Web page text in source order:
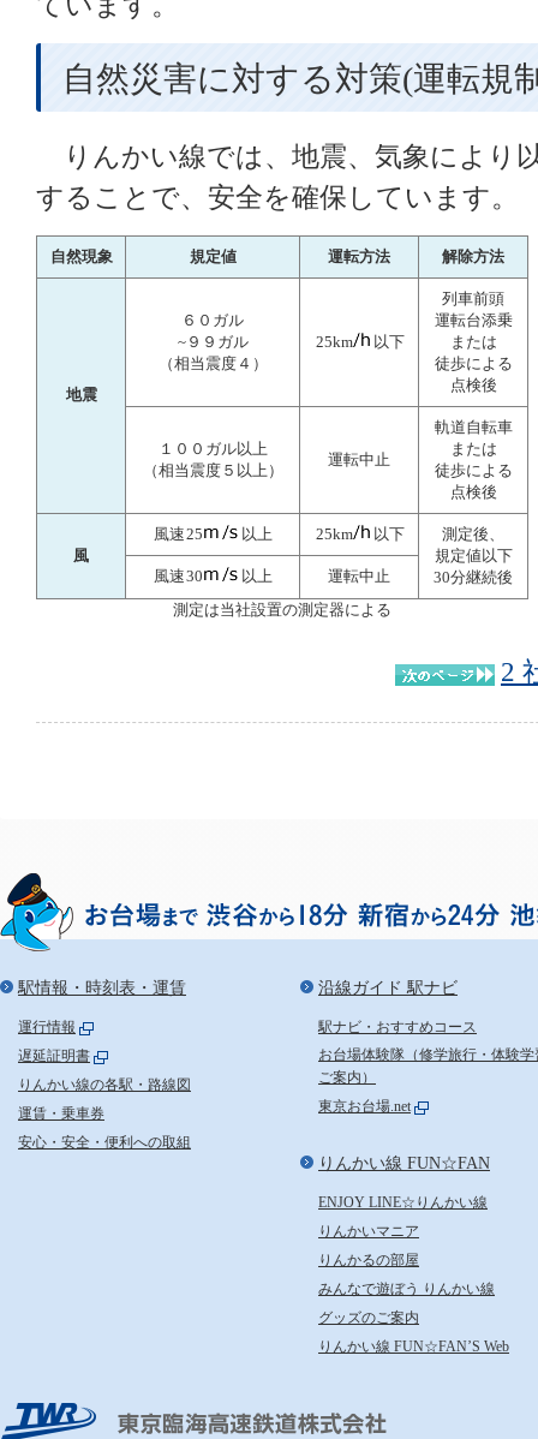
自然災害に対する対策(運転規
りんかい線では、地震、気象により
することで、安全を確保しています。
自然現象 規定値 運転方法 解除方法
地震
６０ガル
~９９ガル
（相当震度４）
25km 以下
列車前頭
運転台添乗
または
徒歩による
点検後
１００ガル以上
（相当震度５以上）
運転中止
軌道自転車
または
徒歩による
点検後
風
風速25 以上 25km 以下
測定後、
規定値以下
30分継続後
風速30 以上
運転中止
測定は当社設置の測定器による
2
駅情報・時刻表・運賃
運行情報
遅延証明書
りんかい線の各駅・路線図
運賃・乗車券
安心・安全・便利への取組
沿線ガイド 駅ナビ
駅ナビ・おすすめコース
お台場体験隊（修学旅行・体験学
ご案内）
東京お台場.net
りんかい線 FUN☆FAN
ENJOY LINE☆りんかい線
りんかいマニア
りんかるの部屋
みんなで遊ぼう りんかい線
グッズのご案内
りんかい線 FUN☆FAN’S Web
TWR りんかい線